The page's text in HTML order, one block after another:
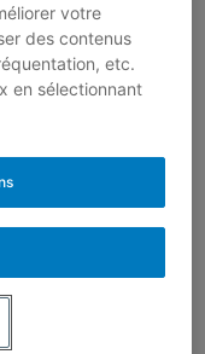
votre
des contenus
etc.
en sélectionnant